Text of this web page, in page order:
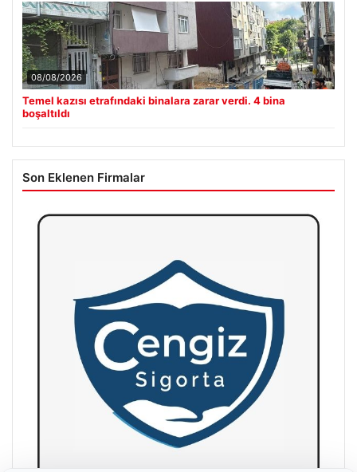
08/08/2026
Temel kazısı etrafındaki binalara zarar verdi. 4 bina
boşaltıldı
Son Eklenen Firmalar